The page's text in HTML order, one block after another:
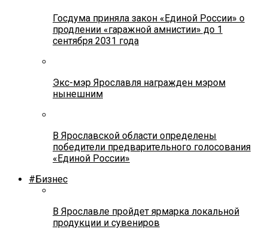
Госдума приняла закон «Единой России» о
продлении «гаражной амнистии» до 1
сентября 2031 года
Экс-мэр Ярославля награжден мэром
нынешним
В Ярославской области определены
победители предварительного голосования
«Единой России»
#Бизнес
В Ярославле пройдет ярмарка локальной
продукции и сувениров